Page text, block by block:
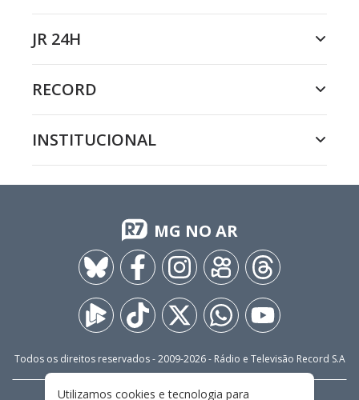
JR 24H
RECORD
INSTITUCIONAL
MG NO AR
Todos os direitos reservados - 2009-2026- Rádio e Televisão Record S.A
Utilizamos cookies e tecnologia para